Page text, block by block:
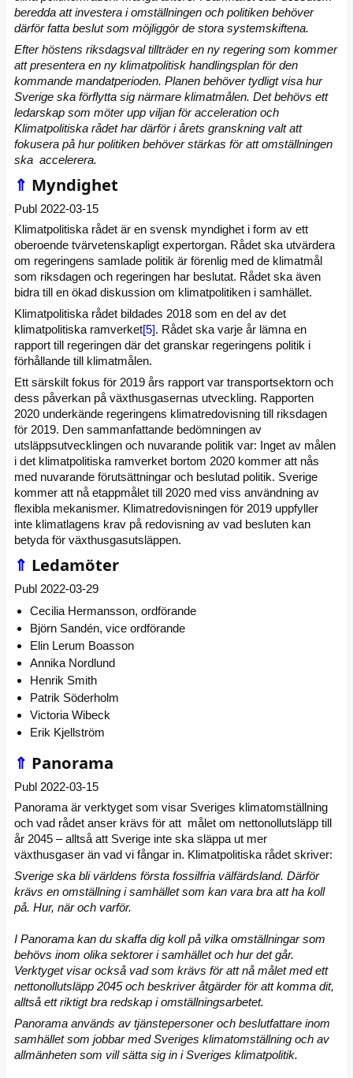
beredda att investera i omställningen och politiken behöver
därför fatta beslut som möjliggör de stora systemskiftena.
Efter höstens riksdagsval tillträder en ny regering som kommer
att presentera en ny klimatpolitisk handlingsplan för den
kommande mandatperioden. Planen behöver tydligt visa hur
Sverige ska förflytta sig närmare klimatmålen. Det behövs ett
ledarskap som möter upp viljan för acceleration och
Klimatpolitiska rådet har därför i årets granskning valt att
fokusera på hur politiken behöver stärkas för att omställningen
ska accelerera.
⇑ Myndighet
Publ 2022-03-15
Klimatpolitiska rådet är en svensk myndighet i form av ett
oberoende tvärvetenskapligt expertorgan. Rådet ska utvärdera
om regeringens samlade politik är förenlig med de klimatmål
som riksdagen och regeringen har beslutat. Rådet ska även
bidra till en ökad diskussion om klimatpolitiken i samhället.
Klimatpolitiska rådet bildades 2018 som en del av det
klimatpolitiska ramverket[5]. Rådet ska varje år lämna en
rapport till regeringen där det granskar regeringens politik i
förhållande till klimatmålen.
Ett särskilt fokus för 2019 års rapport var transportsektorn och
dess påverkan på växthusgasernas utveckling. Rapporten
2020 underkände regeringens klimatredovisning till riksdagen
för 2019. Den sammanfattande bedömningen av
utsläppsutvecklingen och nuvarande politik var: Inget av målen
i det klimatpolitiska ramverket bortom 2020 kommer att nås
med nuvarande förutsättningar och beslutad politik. Sverige
kommer att nå etappmålet till 2020 med viss användning av
flexibla mekanismer. Klimatredovisningen för 2019 uppfyller
inte klimatlagens krav på redovisning av vad besluten kan
betyda för växthusgasutsläppen.
⇑ Ledamöter
Publ 2022-03-29
Cecilia Hermansson, ordförande
Björn Sandén, vice ordförande
Elin Lerum Boasson
Annika Nordlund
Henrik Smith
Patrik Söderholm
Victoria Wibeck
Erik Kjellström
⇑ Panorama
Publ 2022-03-15
Panorama är verktyget som visar Sveriges klimatomställning
och vad rådet anser krävs för att målet om nettonollutsläpp till
år 2045 – alltså att Sverige inte ska släppa ut mer
växthusgaser än vad vi fångar in. Klimatpolitiska rådet skriver:
Sverige ska bli världens första fossilfria välfärdsland. Därför
krävs en omställning i samhället som kan vara bra att ha koll
på. Hur, när och varför.
I Panorama kan du skaffa dig koll på vilka omställningar som
behövs inom olika sektorer i samhället och hur det går.
Verktyget visar också vad som krävs för att nå målet med ett
nettonollutsläpp 2045 och beskriver åtgärder för att komma dit,
alltså ett riktigt bra redskap i omställningsarbetet.
Panorama används av tjänstepersoner och beslutfattare inom
samhället som jobbar med Sveriges klimatomställning och av
allmänheten som vill sätta sig in i Sveriges klimatpolitik.